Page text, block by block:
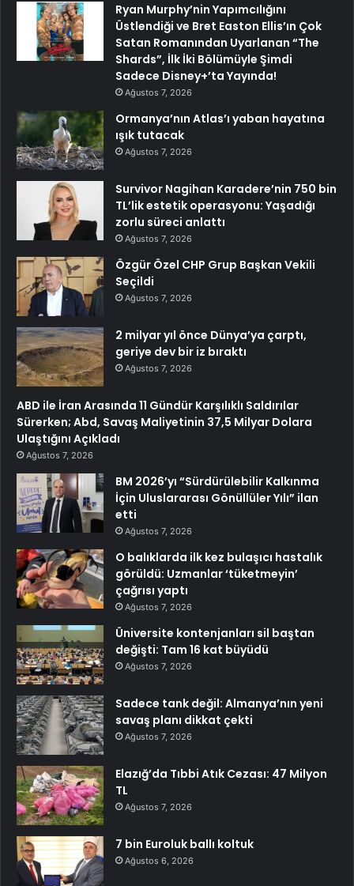
Ryan Murphy’nin Yapımcılığını
Üstlendiği ve Bret Easton Ellis’ın Çok
Satan Romanından Uyarlanan “The
Shards”, İlk İki Bölümüyle Şimdi
Sadece Disney+’ta Yayında!
Ağustos 7, 2026
Ormanya’nın Atlas’ı yaban hayatına
ışık tutacak
Ağustos 7, 2026
Survivor Nagihan Karadere’nin 750 bin
TL’lik estetik operasyonu: Yaşadığı
zorlu süreci anlattı
Ağustos 7, 2026
Özgür Özel CHP Grup Başkan Vekili
Seçildi
Ağustos 7, 2026
2 milyar yıl önce Dünya’ya çarptı,
geriye dev bir iz bıraktı
Ağustos 7, 2026
ABD ile İran Arasında 11 Gündür Karşılıklı Saldırılar
Sürerken; Abd, Savaş Maliyetinin 37,5 Milyar Dolara
Ulaştığını Açıkladı
Ağustos 7, 2026
BM 2026’yı “Sürdürülebilir Kalkınma
İçin Uluslararası Gönüllüler Yılı” ilan
etti
Ağustos 7, 2026
O balıklarda ilk kez bulaşıcı hastalık
görüldü: Uzmanlar ‘tüketmeyin’
çağrısı yaptı
Ağustos 7, 2026
Üniversite kontenjanları sil baştan
değişti: Tam 16 kat büyüdü
Ağustos 7, 2026
Sadece tank değil: Almanya’nın yeni
savaş planı dikkat çekti
Ağustos 7, 2026
Elazığ’da Tıbbi Atık Cezası: 47 Milyon
TL
Ağustos 7, 2026
7 bin Euroluk ballı koltuk
Ağustos 6, 2026